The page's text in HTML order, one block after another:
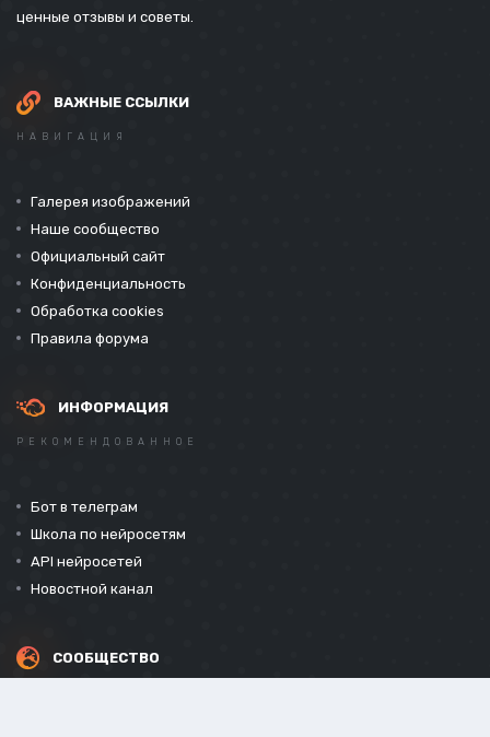
ценные отзывы и советы.
ВАЖНЫЕ ССЫЛКИ
НАВИГАЦИЯ
Галерея изображений
Наше сообщество
Официальный сайт
Конфиденциальность
Обработка cookies
Правила форума
ИНФОРМАЦИЯ
РЕКОМЕНДОВАННОЕ
Бот в телеграм
Школа по нейросетям
API нейросетей
Новостной канал
СООБЩЕСТВО